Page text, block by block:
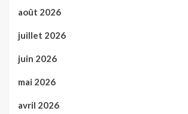
août 2026
juillet 2026
juin 2026
mai 2026
avril 2026